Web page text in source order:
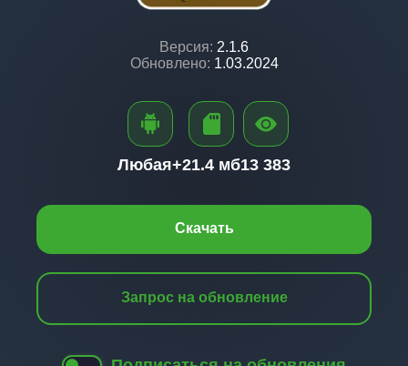
Версия: 2.1.6
Обновлено: 1.03.2024
Скачать
Запрос на обновление
Любая+21.4 мб13 383